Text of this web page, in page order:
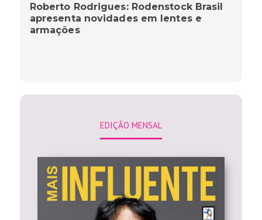
Roberto Rodrigues: Rodenstock Brasil
apresenta novidades em lentes e
armações
EDIÇÃO MENSAL